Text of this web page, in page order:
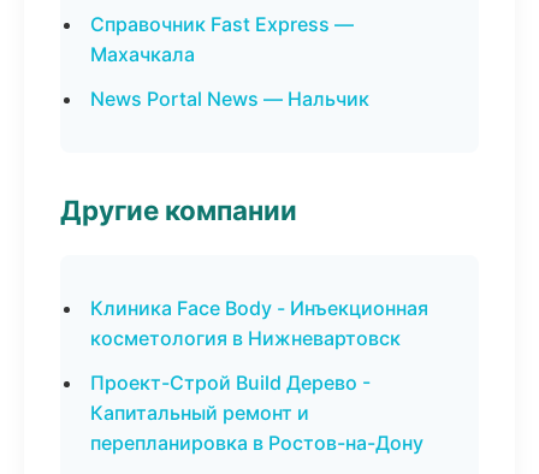
Справочник Fast Express —
Махачкала
News Portal News — Нальчик
Другие компании
Клиника Face Body - Инъекционная
косметология в Нижневартовск
Проект-Строй Build Дерево -
Капитальный ремонт и
перепланировка в Ростов-на-Дону